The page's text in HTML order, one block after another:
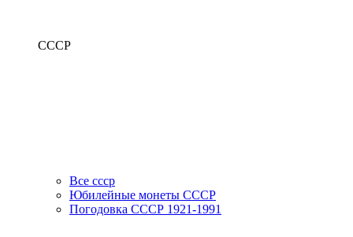
СССР
Все ссср
Юбилейные монеты СССР
Погодовка СССР 1921-1991